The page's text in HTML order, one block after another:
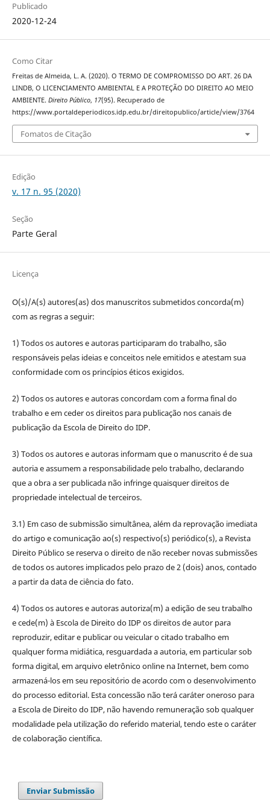
Publicado
2020-12-24
Como Citar
Freitas de Almeida, L. A. (2020). O TERMO DE COMPROMISSO DO ART. 26 DA
LINDB, O LICENCIAMENTO AMBIENTAL E A PROTEÇÃO DO DIREITO AO MEIO
AMBIENTE. Direito Público, 17(95). Recuperado de
https://www.portaldeperiodicos.idp.edu.br/direitopublico/article/view/3764
Fomatos de Citação
Edição
v. 17 n. 95 (2020)
Seção
Parte Geral
Licença
O(s)/A(s) autores(as) dos manuscritos submetidos concorda(m)
com as regras a seguir:
1) Todos os autores e autoras participaram do trabalho, são
responsáveis pelas ideias e conceitos nele emitidos e atestam sua
conformidade com os princípios éticos exigidos.
2) Todos os autores e autoras concordam com a forma final do
trabalho e em ceder os direitos para publicação nos canais de
publicação da Escola de Direito do IDP.
3) Todos os autores e autoras informam que o manuscrito é de sua
autoria e assumem a responsabilidade pelo trabalho, declarando
que a obra a ser publicada não infringe quaisquer direitos de
propriedade intelectual de terceiros.
3.1) Em caso de submissão simultânea, além da reprovação imediata
do artigo e comunicação ao(s) respectivo(s) periódico(s), a Revista
Direito Público se reserva o direito de não receber novas submissões
de todos os autores implicados pelo prazo de 2 (dois) anos, contado
a partir da data de ciência do fato.
4) Todos os autores e autoras autoriza(m) a edição de seu trabalho
e cede(m) à Escola de Direito do IDP os direitos de autor para
reproduzir, editar e publicar ou veicular o citado trabalho em
qualquer forma midiática, resguardada a autoria, em particular sob
forma digital, em arquivo eletrônico online na Internet, bem como
armazená-los em seu repositório de acordo com o desenvolvimento
do processo editorial. Esta concessão não terá caráter oneroso para
a Escola de Direito do IDP, não havendo remuneração sob qualquer
modalidade pela utilização do referido material, tendo este o caráter
de colaboração científica.
Enviar Submissão